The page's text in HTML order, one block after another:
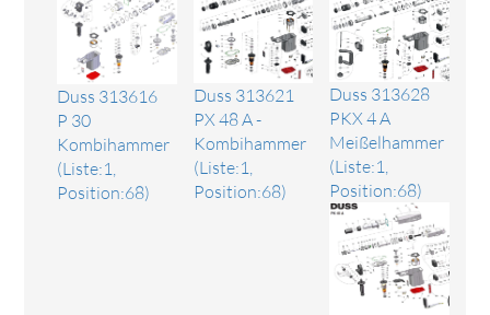
Duss 313616
P 30
Kombihammer
(Liste:1,
Position:68)
Duss 313621
PX 48 A -
Kombihammer
(Liste:1,
Position:68)
Duss 313628
PKX 4 A
Meißelhammer
(Liste:1,
Position:68)